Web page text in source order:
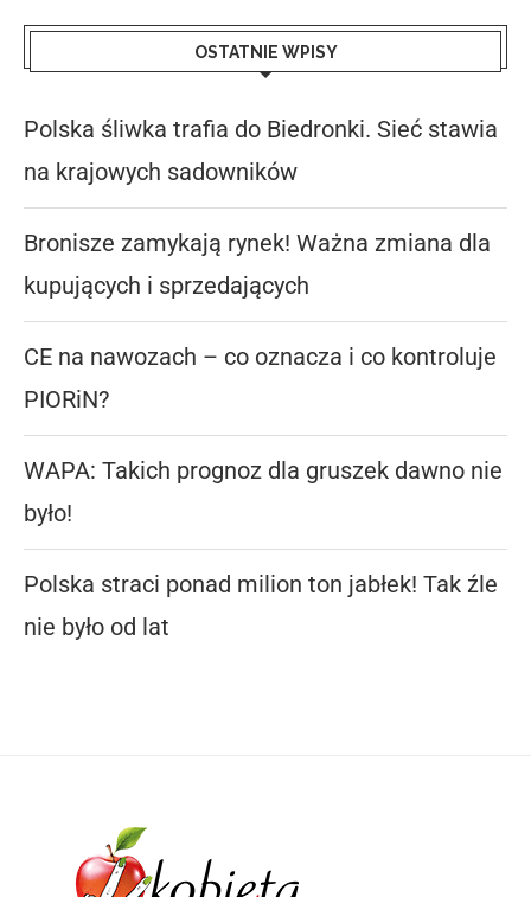
OSTATNIE WPISY
Polska śliwka trafia do Biedronki. Sieć stawia
na krajowych sadowników
Bronisze zamykają rynek! Ważna zmiana dla
kupujących i sprzedających
CE na nawozach – co oznacza i co kontroluje
PIORiN?
WAPA: Takich prognoz dla gruszek dawno nie
było!
Polska straci ponad milion ton jabłek! Tak źle
nie było od lat